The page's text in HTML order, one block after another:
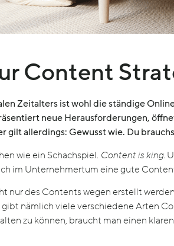
Content
Zeitalters ist wohl die ständige
neue Herausforderungen,
gilt allerdings: Gewusst wie. Du
wie ein Schachspiel. Content is king.
im Unternehmertum eine gute
nur des Contents wegen erstellt
nämlich viele verschiedene Arten
zu können, braucht man einen